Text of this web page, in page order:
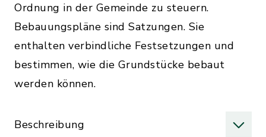
Ordnung in der Gemeinde zu steuern.
Bebauungspläne sind Satzungen. Sie
enthalten verbindliche Festsetzungen und
bestimmen, wie die Grundstücke bebaut
werden können.
Beschreibung